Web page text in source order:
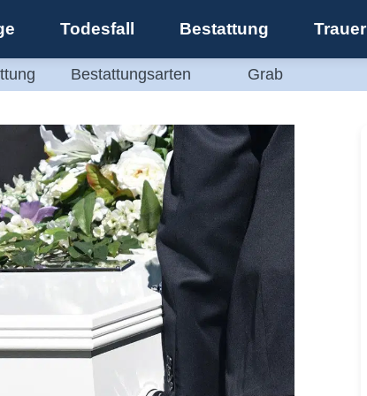
Todesfall Bestattung Trauer
Bestattungsarten Grab